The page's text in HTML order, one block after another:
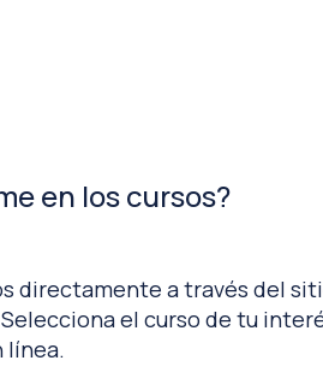
en los cursos?
directamente a través del
el curso de tu
línea.